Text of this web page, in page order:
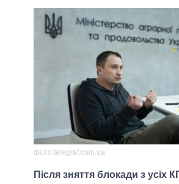
фото telegraf.com.ua
Після зняття блокади з усіх